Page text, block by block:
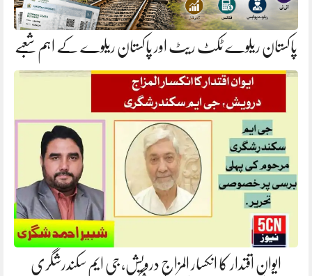
پاکستان ریلوے ٹکٹ ریٹ اور پاکستان ریلوے کے اہم شعبے
ایوانِ اقتدار کا انکسار المزاج درویش، جی ایم سکندرشگری